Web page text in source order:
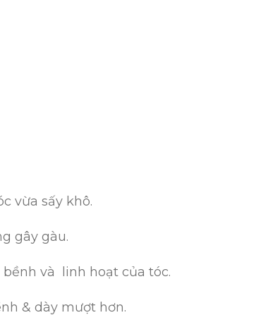
vừa sấy khô.
gây gàu.
và linh hoạt của tóc.
& dày mượt hơn.